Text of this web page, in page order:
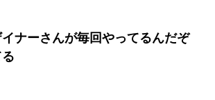
ナーさんが毎回やってるんだぞ